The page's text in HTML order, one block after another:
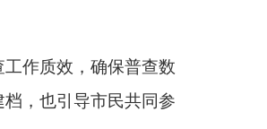
作质效，确保普查数
，也引导市民共同参